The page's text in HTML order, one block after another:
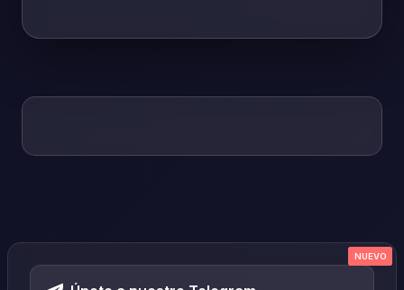
NUEVO
NUEVO
NUEVO
NUEVO
NUEVO